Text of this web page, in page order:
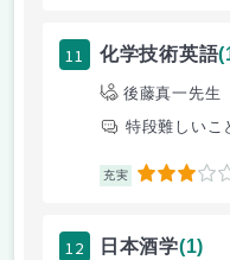
11 化学技術英語
後藤真一先生
特段難しいこ
充実 3
12 日本酒学(1)